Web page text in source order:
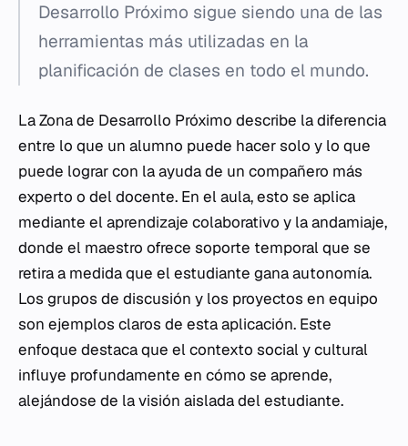
Desarrollo Próximo sigue siendo una de las
herramientas más utilizadas en la
planificación de clases en todo el mundo.
La Zona de Desarrollo Próximo describe la diferencia
entre lo que un alumno puede hacer solo y lo que
puede lograr con la ayuda de un compañero más
experto o del docente. En el aula, esto se aplica
mediante el aprendizaje colaborativo y la andamiaje,
donde el maestro ofrece soporte temporal que se
retira a medida que el estudiante gana autonomía.
Los grupos de discusión y los proyectos en equipo
son ejemplos claros de esta aplicación. Este
enfoque destaca que el contexto social y cultural
influye profundamente en cómo se aprende,
alejándose de la visión aislada del estudiante.